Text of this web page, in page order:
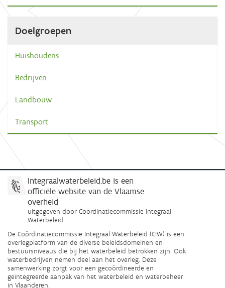
Doelgroepen
Huishoudens
Bedrijven
Landbouw
Transport
Integraalwaterbeleid.be is een
officiële website van de Vlaamse
overheid
uitgegeven door Coördinatiecommissie Integraal
Waterbeleid
De Coördinatiecommissie Integraal Waterbeleid (CIW) is een
overlegplatform van de diverse beleidsdomeinen en
bestuursniveaus die bij het waterbeleid betrokken zijn. Ook
waterbedrijven nemen deel aan het overleg. Deze
samenwerking zorgt voor een gecoördineerde en
geïntegreerde aanpak van het waterbeleid en waterbeheer
in Vlaanderen.